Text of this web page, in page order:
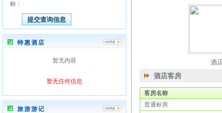
称：
特惠酒店
暂无内容
暂无任何信息
旅游游记
酒
酒店客房
客房名称
普通标房